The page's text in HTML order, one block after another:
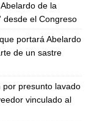
de la
desde el Congreso
portará Abelardo
de un sastre
por presunto lavado
vinculado al